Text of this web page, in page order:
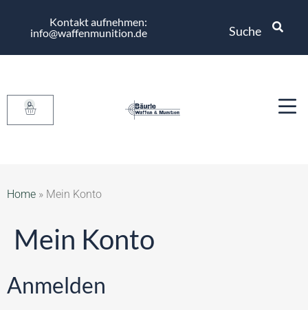
Kontakt aufnehmen:
info@waffenmunition.de
Suche
0
Home » Mein Konto
Mein Konto
Anmelden